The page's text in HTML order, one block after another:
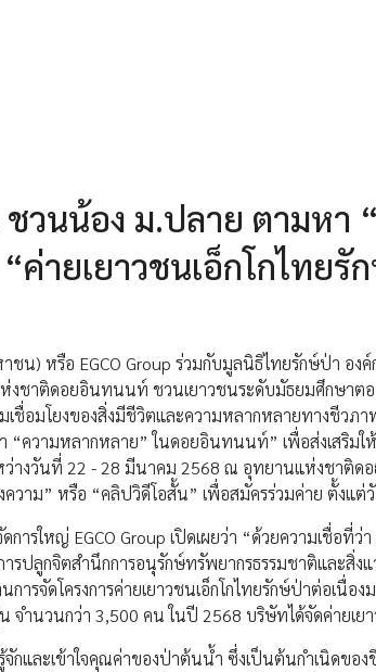
ชวนน้อง ม.ปลาย ตามห
ายเยาวชนเอ็กโกไทยรั
น) หรือ EGCO Group ร่วมกับมูลนิธิไทยรักษ์ป่า อง
ห่งชาติดอยอินทนนท์ ชวนเยาวชนระดับมัธยมศึกษาต
เชื่อมโยงของสิ่งมีชีวิตและความหลากหลายทางชีวภ
“ความหลากหลาย” ในดอยอินทนนท์” เพื่อส่งเสริมใ
ว่างวันที่ 22 - 28 มีนาคม 2568 ณ อุทยานแห่งชาติด
ความ” หรือ “คลิปวิดีโอสั้น” เพื่อสมัครร่วมค่าย ตั้งแ
ดการใหญ่ EGCO Group เปิดเผยว่า “ด้วยความเชื่อ
รปลูกจิตสำนึกการอนุรักษ์ทรัพยากรธรรมชาติและสิ่ง
ารจัดโครงการค่ายเยาวชนเอ็กโกไทยรักษ์ป่าต่อเนื่อ
จำนวนกว่า 3,500 คน ในปี 2568 บริษัทได้จัดค่ายเย
รู้จักและเข้าใจคุณค่าของป่าต้นน้ำ ซึ่งเป็นต้นกำเนิดข